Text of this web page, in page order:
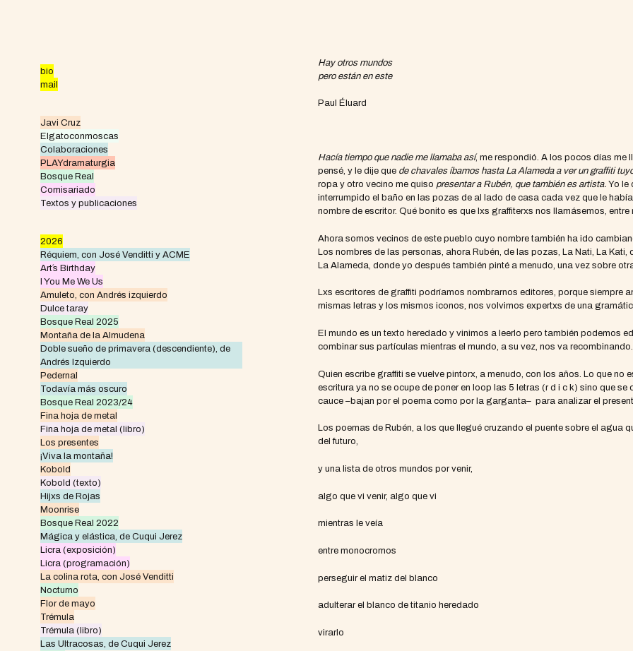
bio
mail
Javi Cruz
Elgatoconmoscas
Colaboraciones
PLAYdramaturgia
Bosque Real
Comisariado
Textos y publicaciones
2026
Réquiem, con José Venditti y ACME
Art´s Birthday
I You Me We Us
Amuleto, con Andrés izquierdo
Dulce taray
Bosque Real 2025
Montaña de la Almudena
Doble sueño de primavera (descendiente), de
Andrés Izquierdo
Pedernal
Todavía más oscuro
Bosque Real 2023/24
Fina hoja de metal
Fina hoja de metal (libro)
Los presentes
¡Viva la montaña!
Kobold
Kobold (texto)
Hijxs de Rojas
Moonrise
Bosque Real 2022
Mágica y elástica, de Cuqui Jerez
Licra (exposición)
Licra (programación)
La colina rota, con José Venditti
Nocturno
Flor de mayo
Trémula
Trémula (libro)
Las Ultracosas, de Cuqui Jerez
Hay otros mundos
pero están en este
Paul Éluard
Hacía tiempo que nadie me llamaba así, me respondió. A los pocos días me
pensé, y le dije que de chavales íbamos hasta La Alameda a ver un graffiti
ropa y otro vecino me quiso presentar a Rubén, que también es artista. Yo le
interrumpido el baño en las pozas de al lado de casa cada vez que le
nombre de escritor. Qué bonito es que lxs graffiterxs nos llamásemos, entre
Ahora somos vecinos de este pueblo cuyo nombre también ha ido
Los nombres de las personas, ahora Rubén, de las pozas, La Nati, La
La Alameda, donde yo después también pinté a menudo, una vez sobre
Lxs escritores de graffiti podríamos nombrarnos editores, porque siempre
mismas letras y los mismos iconos, nos volvimos expertxs de una
El mundo es un texto heredado y vinimos a leerlo pero también podemos
combinar sus partículas mientras el mundo, a su vez, nos va recombinando.
Quien escribe graffiti se vuelve pintorx, a menudo, con los años. Lo que no
escritura ya no se ocupe de poner en loop las 5 letras (r d i c k) sino que
cauce –bajan por el poema como por la garganta– para analizar el
Los poemas de Rubén, a los que llegué cruzando el puente sobre el agua
del futuro,
y una lista de otros mundos por venir,
algo que vi venir, algo que vi
mientras le veía
entre monocromos
perseguir el matiz del blanco
adulterar el blanco de titanio heredado
virarlo